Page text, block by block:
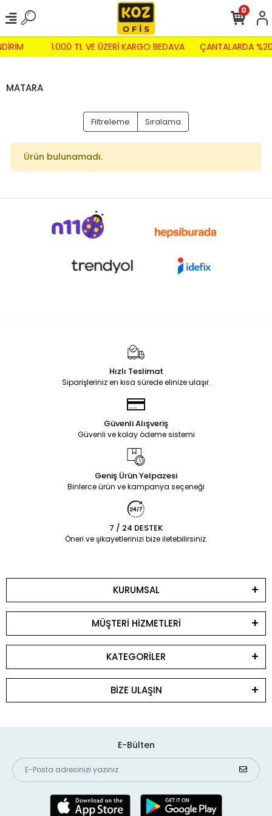
1.000 TL VE ÜZERİ KARGO BEDAVA ÇANTALARDA
0
MATARA
Filtreleme Sıralama
Ürün bulunamadı.
Hızlı Teslimat
Siparişleriniz en kısa sürede elinize ulaşır.
Güvenli Alışveriş
Güvenli ve kolay ödeme sistemi
Geniş Ürün Yelpazesi
Binlerce ürün ve kampanya seçeneği
7 / 24 DESTEK
Öneri ve şikayetlerinizi bize iletebilirsiniz.
KURUMSAL
MÜŞTERİ HİZMETLERİ
KATEGORİLER
BİZE ULAŞIN
E-Bülten